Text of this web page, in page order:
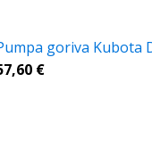
goriva Kubota
€